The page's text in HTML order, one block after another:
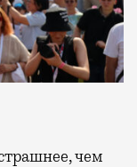
чем